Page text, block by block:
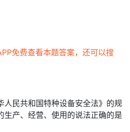
免费查看本题答案，还可以搜
民共和国特种设备安全法》的规
生产、经营、使用的说法正确的是